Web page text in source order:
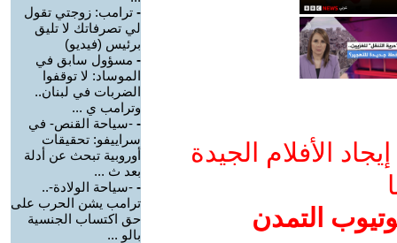
الأفلام الجيدة
التمدن
- ترامب: زوجتي تقول
لي تصرفاتك لا تليق
برئيس (فيديو)
- مسؤول سابق في
الموساد: لا توقفوا
الضربات في لبنان..
وترامب ي ...
- -سياحة القنص- في
سراييفو: تحقيقات
أوروبية تبحث عن أدلة
بعد ث ...
- -سياحة الولادة-..
ترامب يشن الحرب على
حق اكتساب الجنسية
بالو ...